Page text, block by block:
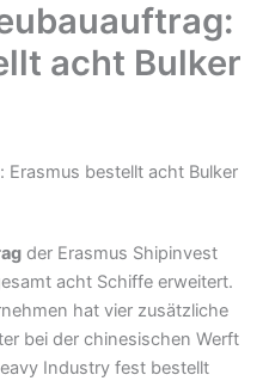
acht Bulker
der Erasmus Shipinvest
acht Schiffe erweitert.
hat vier zusätzliche
bei der chinesischen Werft
Industry fest bestellt